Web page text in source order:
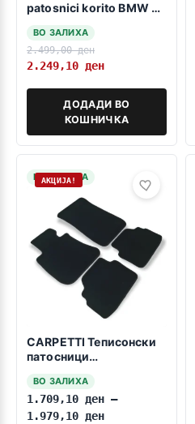
patosnici korito BMW 3
ВО ЗАЛИХА
2.499,00ден
2.249,10 ден
ДОДАДИ ВО
КОШНИЧКА
НА ЗАЛИХА
АКЦИЈА!
CARPETTI Теписонски
патосници
E92 КУПЕ 01.2007-
08.2013
ВО ЗАЛИХА
1.709,10 ден –
1.979,10 ден